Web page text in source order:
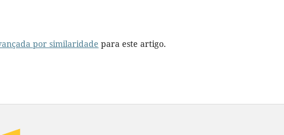
por similaridade para este artigo.